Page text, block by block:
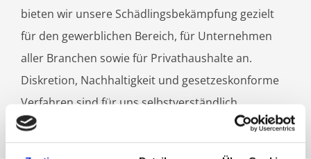
bieten wir unsere Schädlingsbekämpfung gezielt
für den gewerblichen Bereich, für Unternehmen
aller Branchen sowie für Privathaushalte an.
Diskretion, Nachhaltigkeit und gesetzeskonforme
Verfahren sind für uns selbstverständlich.